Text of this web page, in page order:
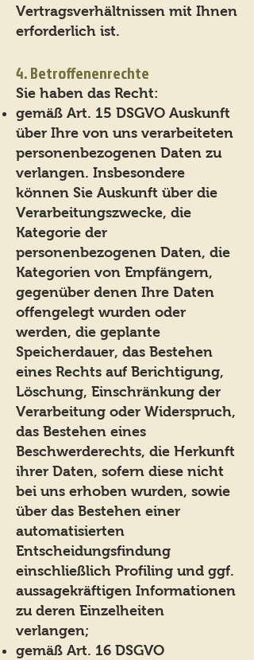
Vertragsverhältnissen mit Ihnen
erforderlich ist.
4. Betroffenenrechte
Sie haben das Recht:
gemäß Art. 15 DSGVO Auskunft
über Ihre von uns verarbeiteten
personenbezogenen Daten zu
verlangen. Insbesondere
können Sie Auskunft über die
Verarbeitungszwecke, die
Kategorie der
personenbezogenen Daten, die
Kategorien von Empfängern,
gegenüber denen Ihre Daten
offengelegt wurden oder
werden, die geplante
Speicherdauer, das Bestehen
eines Rechts auf Berichtigung,
Löschung, Einschränkung der
Verarbeitung oder Widerspruch,
das Bestehen eines
Beschwerderechts, die Herkunft
ihrer Daten, sofern diese nicht
bei uns erhoben wurden, sowie
über das Bestehen einer
automatisierten
Entscheidungsfindung
einschließlich Profiling und ggf.
aussagekräftigen Informationen
zu deren Einzelheiten
verlangen;
gemäß Art. 16 DSGVO